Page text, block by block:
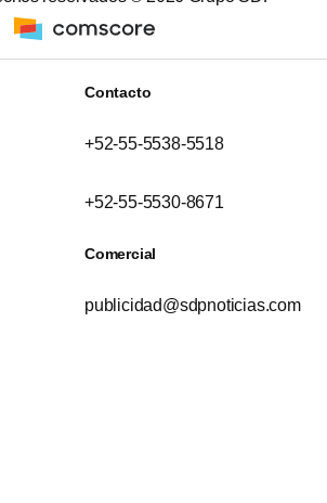
Contacto
+52-55-5538-5518
+52-55-5530-8671
Comercial
publicidad@sdpnoticias.com